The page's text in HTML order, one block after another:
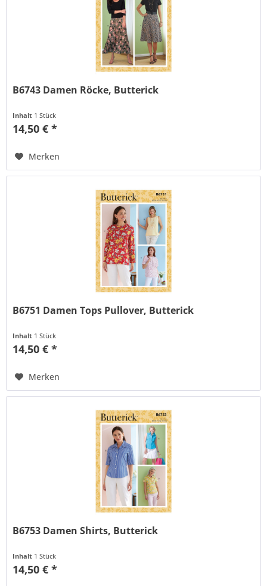
B6743 Damen Röcke, Butterick
Inhalt 1 Stück
14,50 € *
Merken
B6751 Damen Tops Pullover, Butterick
Inhalt 1 Stück
14,50 € *
Merken
B6753 Damen Shirts, Butterick
Inhalt 1 Stück
14,50 € *